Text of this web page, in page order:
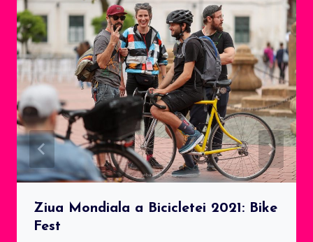
Ziua Mondiala a Bicicletei 2021: Bike
Fest